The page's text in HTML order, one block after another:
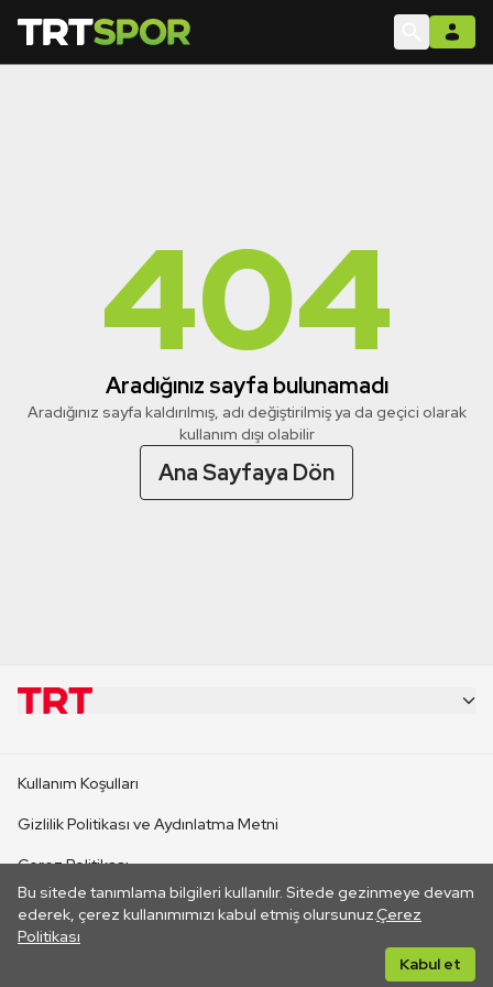
404
Aradığınız sayfa bulunamadı
Aradığınız sayfa kaldırılmış, adı değiştirilmiş ya da geçici olarak
kullanım dışı olabilir
Ana Sayfaya Dön
Bu sitede tanımlama bilgileri kullanılır. Sitede gezinmeye devam
ederek, çerez kullanımımızı kabul etmiş olursunuz.Çerez
Politikası
Kabul et
CANLI YAYINLAR
Kullanım Koşulları
Gizlilik Politikası ve Aydınlatma Metni
Çerez Politikası
İletişim
Her hakkı saklıdır. ©2026 TRT. Bağlantı yoluyla gidilen dış